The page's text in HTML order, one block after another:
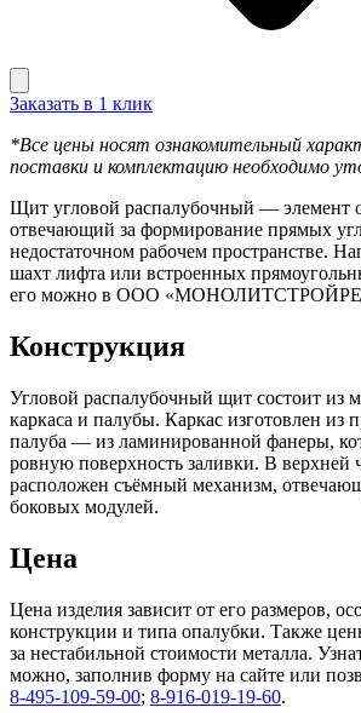
Заказать в 1 клик
*Все цены носят ознакомительный
поставки и комплектацию необходимо
Щит угловой распалубочный — элемент
отвечающий за формирование прямых
недостаточном рабочем пространстве.
шахт лифта или встроенных
его можно в ООО
Конструкция
Угловой распалубочный щит состоит из
каркаса и палубы. Каркас изготовлен из
палуба — из ламинированной фанеры,
ровную поверхность заливки. В верхней
расположен съёмный механизм,
боковых модулей.
Цена
Цена изделия зависит от его размеров,
конструкции и типа опалубки. Также
за нестабильной стоимости металла.
можно, заполнив форму на сайте или
8-495-109-59-00; 8-916-019-19-60.